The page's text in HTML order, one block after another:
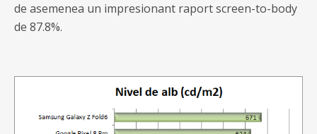
de asemenea un impresionant raport screen-to-body
de 87.8%.